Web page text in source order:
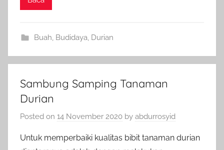
Buah, Budidaya, Durian
Sambung Samping Tanaman
Durian
Posted on 14 November 2020 by abdurrosyid
Untuk memperbaiki kualitas bibit tanaman durian